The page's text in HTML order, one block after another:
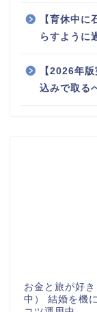
【育休中
らすように
【2026年
込みで取る
お金と旅が好
中） 結婚を機